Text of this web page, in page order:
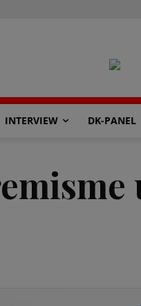
INTERVIEW DK-PANEL